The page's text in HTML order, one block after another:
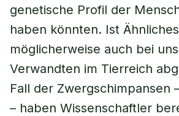
genetische Profil der
haben könnten. Ist Ähnliches
möglicherweise auch bei
Verwandten im Tierreich
Fall der Zwergschimpansen
– haben Wissenschaftler